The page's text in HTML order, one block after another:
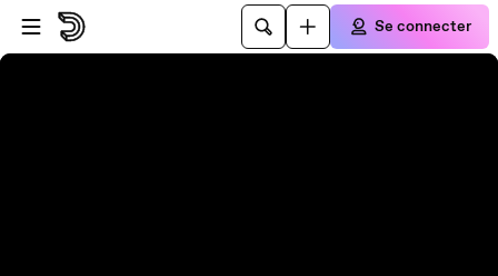
Passer au player
Passer au contenu principal
Se connecter